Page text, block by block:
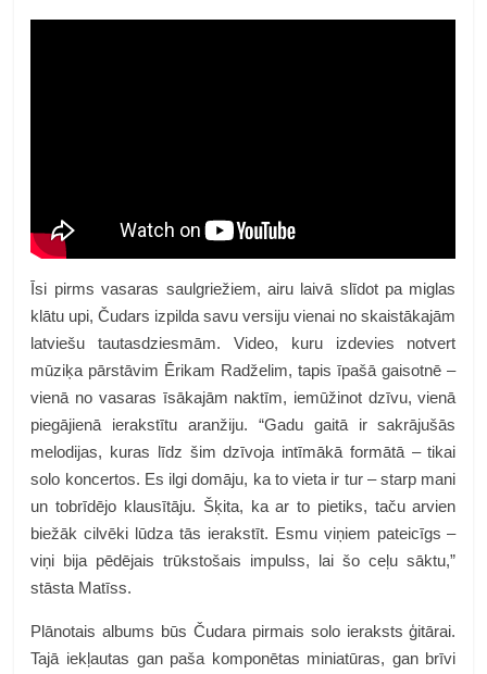
Īsi pirms vasaras saulgriežiem, airu laivā slīdot pa miglas
klātu upi, Čudars izpilda savu versiju vienai no skaistākajām
latviešu tautasdziesmām. Video, kuru izdevies notvert
mūziķa pārstāvim Ērikam Radželim, tapis īpašā gaisotnē –
vienā no vasaras īsākajām naktīm, iemūžinot dzīvu, vienā
piegājienā ierakstītu aranžiju. “Gadu gaitā ir sakrājušās
melodijas, kuras līdz šim dzīvoja intīmākā formātā – tikai
solo koncertos. Es ilgi domāju, ka to vieta ir tur – starp mani
un tobrīdējo klausītāju. Šķita, ka ar to pietiks, taču arvien
biežāk cilvēki lūdza tās ierakstīt. Esmu viņiem pateicīgs –
viņi bija pēdējais trūkstošais impulss, lai šo ceļu sāktu,”
stāsta Matīss.
Plānotais albums būs Čudara pirmais solo ieraksts ģitārai.
Tajā iekļautas gan paša komponētas miniatūras, gan brīvi